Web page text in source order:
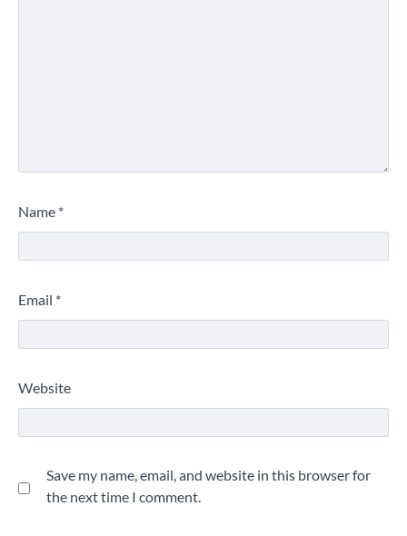
Name *
Email *
Website
Save my name, email, and website in this browser for
the next time I comment.